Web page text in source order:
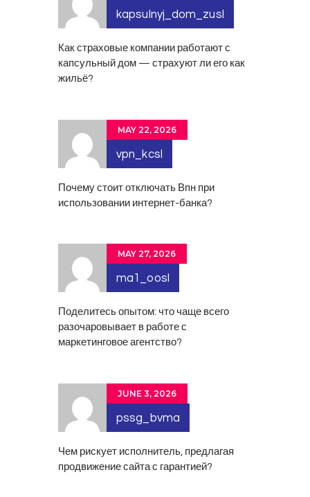
kapsulnyj_dom_zusl
Как страховые компании работают с
капсульный дом — страхуют ли его как
жильё?
MAY 22, 2026
vpn_kcsl
Почему стоит отключать Впн при
использовании интернет-банка?
MAY 27, 2026
ma1_oosl
Поделитесь опытом: что чаще всего
разочаровывает в работе с
маркетинговое агентство?
JUNE 3, 2026
pssg_bvma
Чем рискует исполнитель, предлагая
продвижение сайта с гарантией?